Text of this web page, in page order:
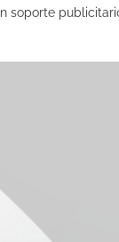
soporte